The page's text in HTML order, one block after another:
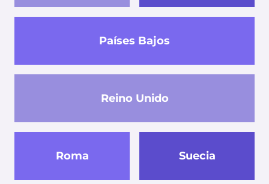
Países Bajos
Reino Unido
Roma Suecia